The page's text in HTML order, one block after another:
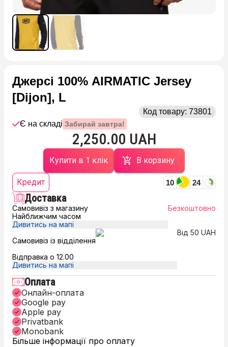
Джерсі 100% AIRMATIC Jersey
[Dijon], L
Код товару: 73801
Є на складі Забирай завтра!
2,250.00 UAH
Купити в 1 клік В корзину
Кредит 10 24
Доставка
Самовивіз з магазину
Найближчим часом
Дивитись на мапі
Безкоштовно
Самовивіз із відділення
Відправка о 12.00
Дивитись на мапі
Від 50 UAH
Оплата
Онлайн-оплата
Google pay
Apple pay
Privatbank
Monobank
Більше інформації про оплату